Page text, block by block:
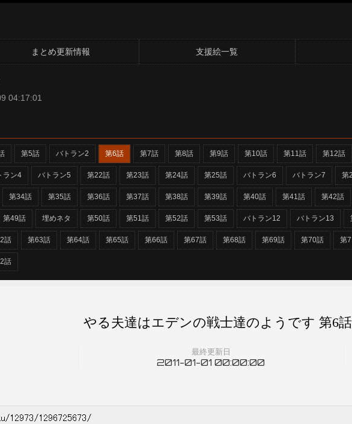
まとめ更新情報 支援絵一覧
04:17:01
第5話 バトラン2 第6話 第7話 第8話 第9話 第10話 第11話 第12話
ラン4 バトラン5 第22話 第23話 第24話 第25話 バトラン6 バトラン7 第
第34話 第35話 第36話 第37話 第38話 第39話 第40話 第41話 第42話
第49話 埋めネタ 第50話 第51話 第52話 第53話 バトラン12 バトラン13
話 第63話 第64話 第65話 第66話 第67話 第68話 第69話 第70話 第
話
最終更新日
2011-01-01 00:00:00
やる夫達はエデンの戦士達のようです 第6話
12973/1296725673/